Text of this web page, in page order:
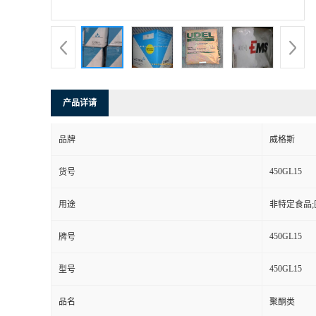
产品详请
品牌 威格斯
货号 450GL15
用途 非特定食品
牌号 450GL15
型号 450GL15
品名 聚酮类